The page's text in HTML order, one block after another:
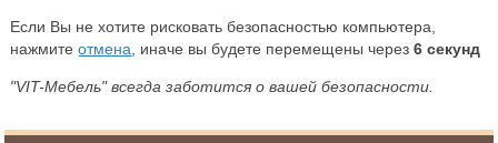
Если Вы не хотите рисковать безопасностью компьютера,
нажмитеотмена , иначе вы будете перемещены через6 секунд
"VIT-Мебель" всегда заботится о вашей безопасности.